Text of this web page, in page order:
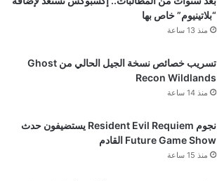
“بلاتينيوم” خاص بها
منذ 13 ساعة
تسريب خصائص نسخة الجيل الحالي من Ghost
Recon Wildlands
منذ 14 ساعة
نجوم Resident Evil Requiem يستضيفون حدث
Future Game Show القادم
منذ 15 ساعة